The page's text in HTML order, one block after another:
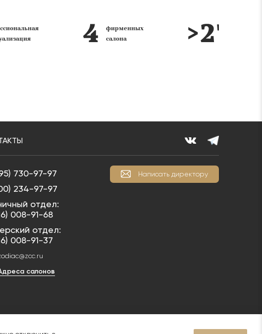
фирменных
салона
730-97-97
234-97-97
отдел:
008-91-68
отдел:
008-91-37
салонов
Написать директору